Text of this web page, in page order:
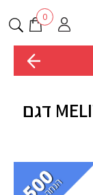
0
מכונת קפה אוטומטית MELITTA דגם